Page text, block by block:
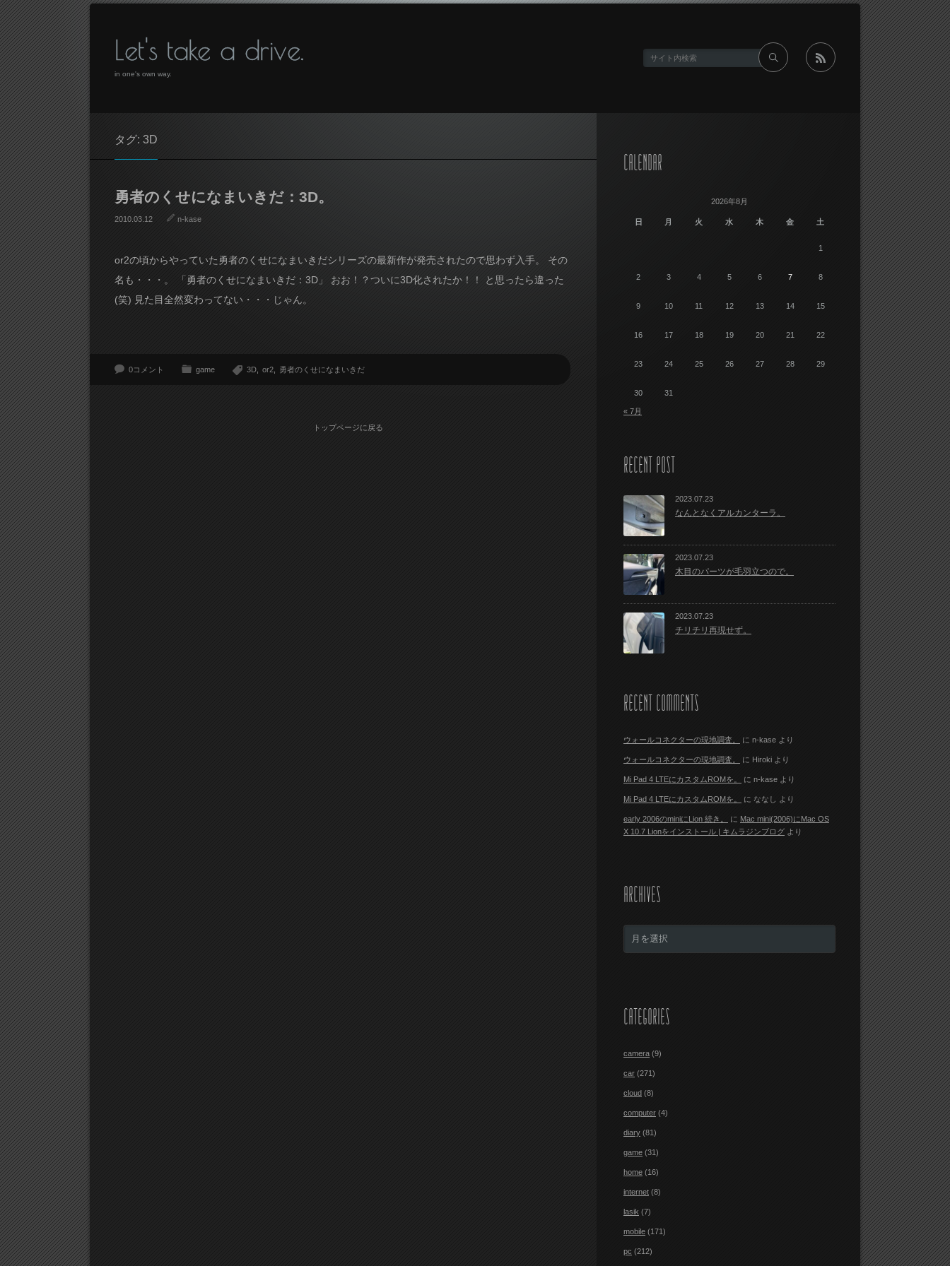
Let's take a drive.
in one's own way.
タグ: 3D
勇者のくせになまいきだ：3D。
2010.03.12 n-kase
or2の頃からやっていた勇者のくせになまいきだシリーズの最新作が発売されたので思わず入手。 その
名も・・・。 「勇者のくせになまいきだ：3D」 おお！？ついに3D化されたか！！ と思ったら違った
(笑) 見た目全然変わってない・・・じゃん。
0コメント game 3D or2 勇者のくせになまいきだ
トップページに戻る
CALENDAR
2026年8月
日 月 火 水 木 金 土
1
2 3 4 5 6 7 8
9 10 11 12 13 14 15
16 17 18 19 20 21 22
23 24 25 26 27 28 29
30 31
« 7月
RECENT POST
2023.07.23
なんとなくアルカンターラ。
2023.07.23
木目のパーツが毛羽立つので。
2023.07.23
チリチリ再現せず。
RECENT COMMENTS
ウォールコネクターの現地調査。 に n-kase より
ウォールコネクターの現地調査。 に Hiroki より
Mi Pad 4 LTEにカスタムROMを。 に n-kase より
Mi Pad 4 LTEにカスタムROMを。 に ななし より
early 2006のminiにLion 続き。 に Mac mini(2006)にMac OS
X 10.7 Lionをインストール | キムラジンブログ より
ARCHIVES
CATEGORIES
camera (9)
car (271)
cloud (8)
computer (4)
diary (81)
game (31)
home (16)
internet (8)
lasik (7)
mobile (171)
pc (212)